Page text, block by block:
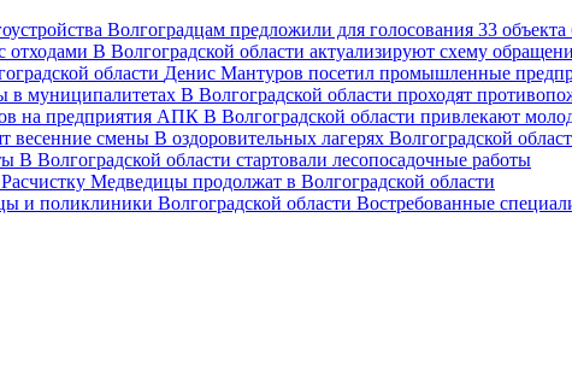
Волгоградцам предложили для голосования 33 объекта
В Волгоградской области актуализируют схему
Денис Мантуров посетил промышленные
В Волгоградской области проходят
В Волгоградской области привлекают
В оздоровительных лагерях Волгоградской
В Волгоградской области стартовали лесопосадочные работы
Расчистку Медведицы продолжат в Волгоградской области
Востребованные